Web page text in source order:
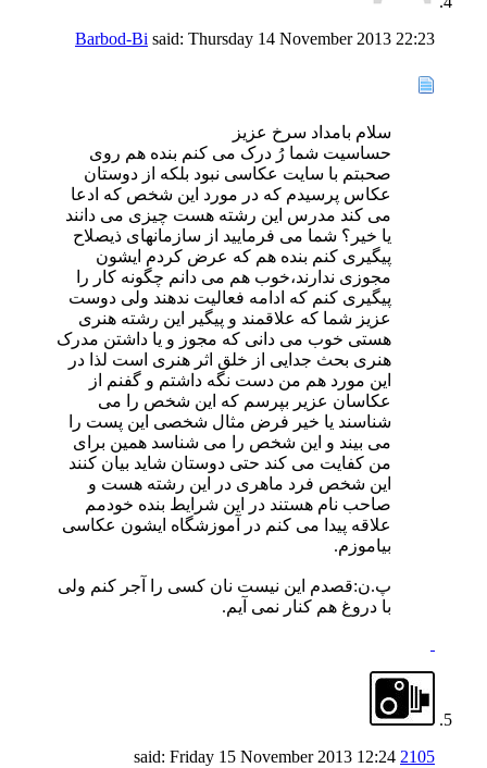
Barbod-Bi said: Thursday 14 November 2013 22:23
سلام بامداد سرخ عزیز
حساسیت شما رُ درک می کنم بنده هم روی
صحبتم با سایت عکاسی نبود بلکه از دوستان
عکاس پرسیدم که در مورد این شخص که ادعا
می کند مدرس این رشته هست چیزی می دانند
یا خیر؟ شما می فرمایید از سازمانهای ذیصلاح
پیگیری کنم بنده هم که عرض کردم ایشون
مجوزی ندارند،خوب هم می دانم چگونه کار را
پیگیری کنم که ادامه فعالیت ندهند ولی دوست
عزیز شما که علاقمند و پیگیر این رشته هنری
هستی خوب می دانی که مجوز و یا داشتن مدرک
هنری بحث جدایی از خلق اثر هنری است لذا در
این مورد هم من دست نگه داشتم و گفنم از
عکاسان عزیر بپرسم که این شخص را می
شناسند یا خیر فرض مثال شخصی این پست را
می بیند و این شخص را می شناسد همین برای
من کفایت می کند حتی دوستان شاید بیان کنند
این شخص فرد ماهری در این رشته هست و
صاحب نام هستند در این شرایط بنده خودمم
علاقه پیدا می کنم در آموزشگاه ایشون عکاسی
بیاموزم.
پ.ن:قصدم این نیست نان کسی را آجر کنم ولی
با دروغ هم کنار نمی آیم.
2105
Friday 15 November 2013 12:24